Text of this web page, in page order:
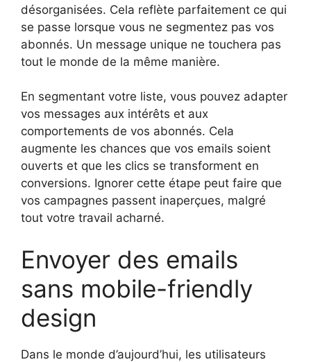
désorganisées. Cela reflète parfaitement ce qui
se passe lorsque vous ne segmentez pas vos
abonnés. Un message unique ne touchera pas
tout le monde de la même manière.
En segmentant votre liste, vous pouvez adapter
vos messages aux intérêts et aux
comportements de vos abonnés. Cela
augmente les chances que vos emails soient
ouverts et que les clics se transforment en
conversions. Ignorer cette étape peut faire que
vos campagnes passent inaperçues, malgré
tout votre travail acharné.
Envoyer des emails
sans mobile-friendly
design
Dans le monde d’aujourd’hui, les utilisateurs